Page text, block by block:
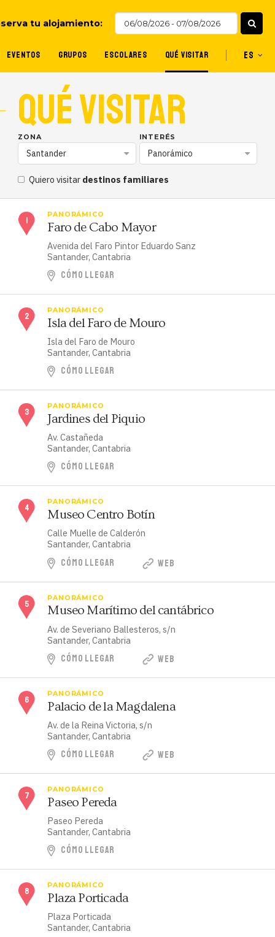
tu alojamiento:
EVENTOS GRUPOS ESCOLARES QUÉ VISITAR ES
QUÉ VISITAR
ZONA
Santander
INTERÉS
Panorámico
Quiero visitar destinos familiares
PANORÁMICO
Faro de Cabo Mayor
Avenida del Faro Pintor Eduardo Sanz
Santander, Cantabria
CÓMO LLEGAR
PANORÁMICO
Isla del Faro de Mouro
Isla del Faro de Mouro
Santander, Cantabria
CÓMO LLEGAR
PANORÁMICO
Jardines del Piquio
Av. Castañeda
Santander, Cantabria
CÓMO LLEGAR
PANORÁMICO
Museo Centro Botín
Calle Muelle de Calderón
Santander, Cantabria
CÓMO LLEGAR
WEB
PANORÁMICO
Museo Marítimo del cantábrico
Av. de Severiano Ballesteros, s/n
Santander, Cantabria
CÓMO LLEGAR
WEB
PANORÁMICO
Palacio de la Magdalena
Av. de la Reina Victoria, s/n
Santander, Cantabria
CÓMO LLEGAR
WEB
PANORÁMICO
Paseo Pereda
Paseo Pereda
Santander, Cantabria
CÓMO LLEGAR
PANORÁMICO
Plaza Porticada
Plaza Porticada
Santander, Cantabria